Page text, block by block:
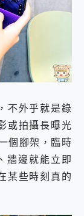
不外乎就是錄
或拍攝長曝光
個腳架，臨時
牆邊就能立即
某些時刻真的